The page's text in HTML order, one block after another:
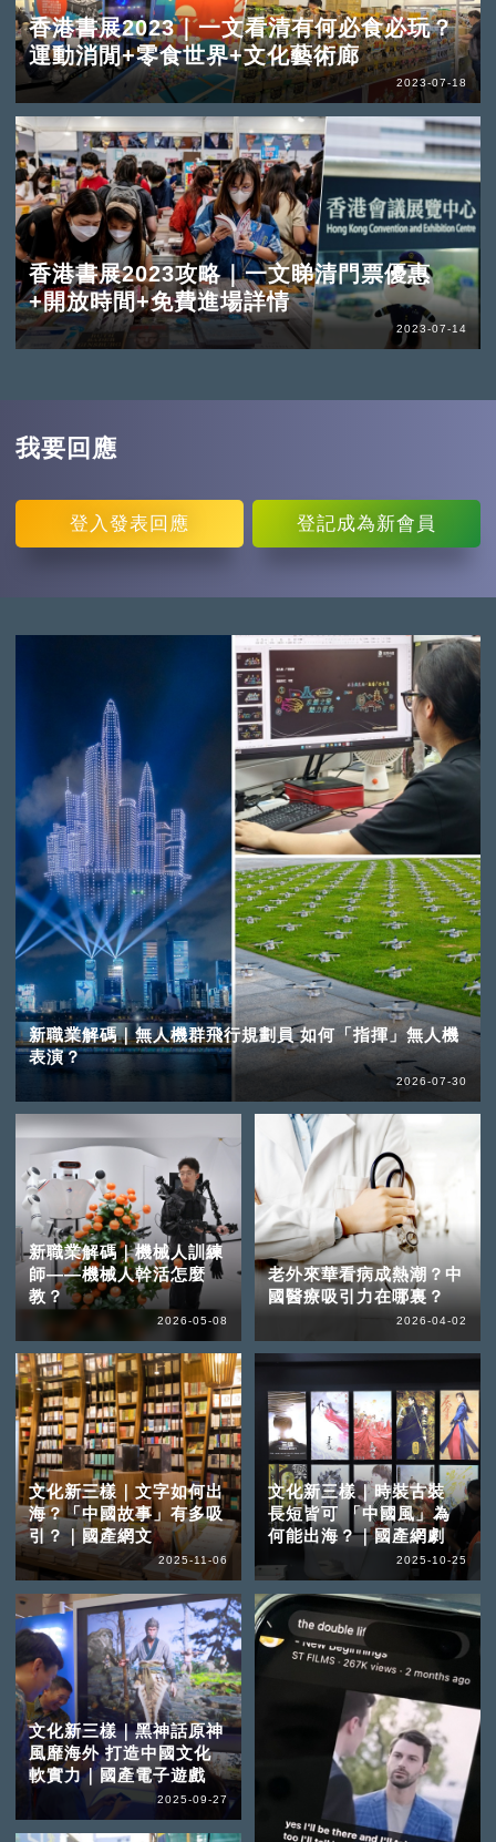
香港書展2023｜一文看清有何必食必玩？
運動消閒+零食世界+文化藝術廊
2023-07-18
香港書展2023攻略｜一文睇清門票優惠
+開放時間+免費進場詳情
2023-07-14
我要回應
登入 發表回應 登記成為新會員
新職業解碼｜無人機群飛行規劃員 如何「指揮」無人機
表演？
2026-07-30
新職業解碼｜機械人訓練
師——機械人幹活怎麼
教？
2026-05-08
老外來華看病成熱潮？中
國醫療吸引力在哪裏？
2026-04-02
文化新三樣｜文字如何出
海？「中國故事」有多吸
引？｜國產網文
2025-11-06
文化新三樣｜時裝古裝
長短皆可 「中國風」為
何能出海？｜國產網劇
2025-10-25
文化新三樣｜黑神話原神
風靡海外 打造中國文化
軟實力｜國產電子遊戲
2025-09-27